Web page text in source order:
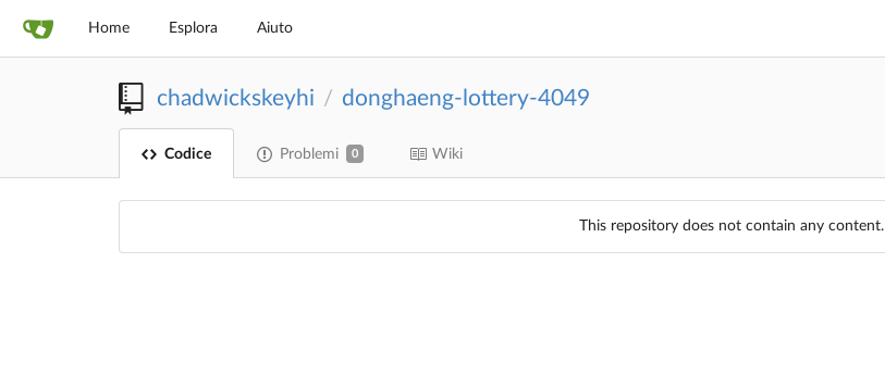
Home Esplora Aiuto
chadwickskeyhi / donghaeng-lottery-4049
Codice Problemi 0 Wiki
This repository does not contain any content.